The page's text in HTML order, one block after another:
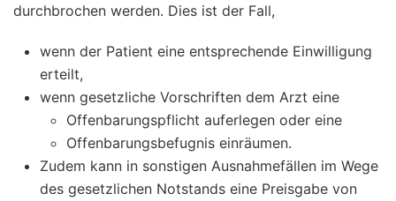
durchbrochen werden. Dies ist der Fall,
wenn der Patient eine entsprechende Einwilligung
erteilt,
wenn gesetzliche Vorschriften dem Arzt eine
Offenbarungspflicht auferlegen oder eine
Offenbarungsbefugnis einräumen.
Zudem kann in sonstigen Ausnahmefällen im Wege
des gesetzlichen Notstands eine Preisgabe von